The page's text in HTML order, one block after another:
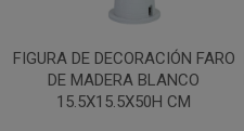
FIGURA DE DECORACIÓN FARO
DE MADERA BLANCO
15.5X15.5X50H CM